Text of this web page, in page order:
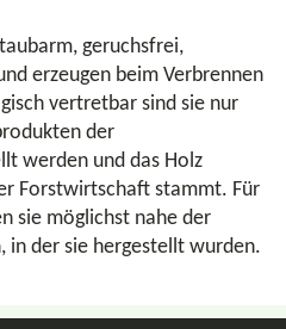
, geruchsfrei,
erzeugen beim Verbrennen
vertretbar sind sie nur
der
werden und das Holz
Forstwirtschaft stammt. Für
sie möglichst nahe der
in der sie hergestellt wurden.